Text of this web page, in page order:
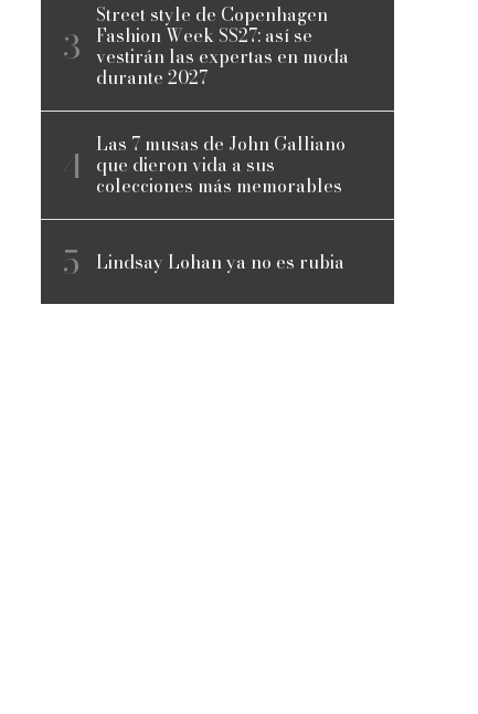
Street style de Copenhagen
Fashion Week SS27: así se
vestirán las expertas en moda
durante 2027
Las 7 musas de John Galliano
que dieron vida a sus
colecciones más memorables
Lindsay Lohan ya no es rubia